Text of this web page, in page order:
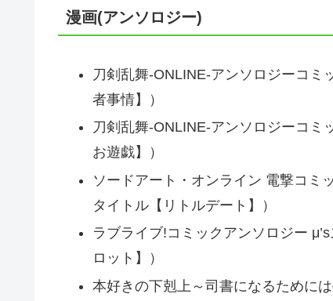
漫画(アンソロジー)
刀剣乱舞-ONLINE-アンソロジーコミ
者事情】）
刀剣乱舞-ONLINE-アンソロジーコミ
お遊戯】）
ソードアート・オンライン 電撃コミ
タイトル【リトルデート】）
ラブライブ!コミックアンソロジー
ロット】）
本好きの下剋上～司書になるために